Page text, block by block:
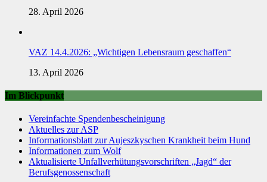
28. April 2026
VAZ 14.4.2026: „Wichtigen Lebensraum geschaffen“
13. April 2026
Im Blickpunkt
Vereinfachte Spendenbescheinigung
Aktuelles zur ASP
Informationsblatt zur Aujeszkyschen Krankheit beim Hund
Informationen zum Wolf
Aktualisierte Unfallverhütungsvorschriften „Jagd“ der
Berufsgenossenschaft